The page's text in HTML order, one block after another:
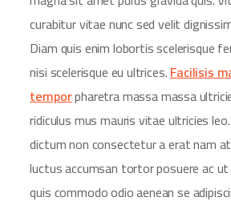
curabitur vitae nunc sed velit
Diam quis enim lobortis scelerisque
nisi scelerisque eu ultrices.Facilisis
temporpharetra massa massa
ridiculus mus mauris vitae ultricies
dictum non consectetur a erat nam
luctus accumsan tortor posuere ac
quis commodo odio aenean se